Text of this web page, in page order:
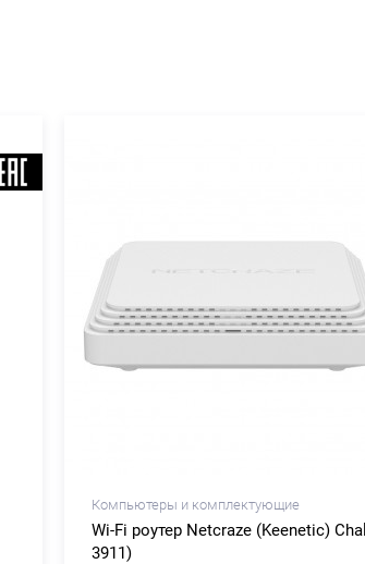
Компьютеры и комплектующие
Wi-Fi роутер Netcraze (Keenetic)
3911)